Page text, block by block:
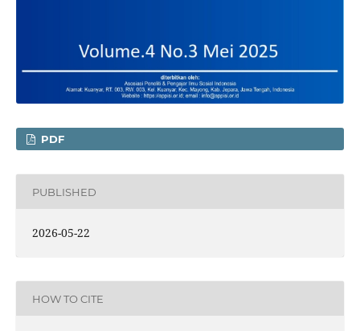
PDF
PUBLISHED
2026-05-22
HOW TO CITE